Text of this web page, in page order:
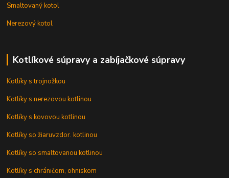
Smaltovaný kotol
Nerezový kotol
Kotlíkové súpravy a zabíjačkové súpravy
Kotlíky s trojnožkou
Kotlíky s nerezovou kotlinou
Kotlíky s kovovou kotlinou
Kotlíky so žiaruvzdor. kotlinou
Kotlíky so smaltovanou kotlinou
Kotlíky s chráničom, ohniskom